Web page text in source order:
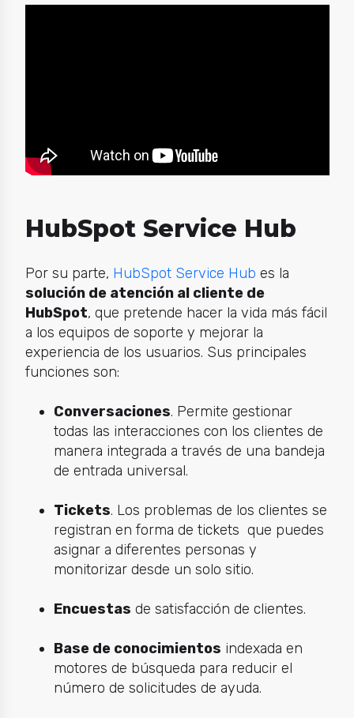
HubSpot Service Hub
Por su parte, HubSpot Service Hub es la
solución de atención al cliente de
HubSpot, que pretende hacer la vida más fácil
a los equipos de soporte y mejorar la
experiencia de los usuarios. Sus principales
funciones son:
Conversaciones. Permite gestionar
todas las interacciones con los clientes de
manera integrada a través de una bandeja
de entrada universal.
Tickets. Los problemas de los clientes se
registran en forma de tickets que puedes
asignar a diferentes personas y
monitorizar desde un solo sitio.
Encuestas de satisfacción de clientes.
Base de conocimientos indexada en
motores de búsqueda para reducir el
número de solicitudes de ayuda.